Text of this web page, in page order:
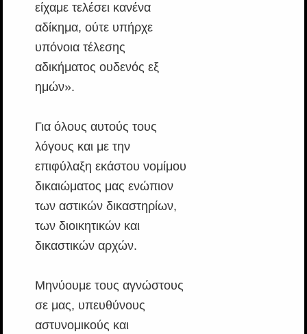
είχαμε τελέσει κανένα
αδίκημα, ούτε υπήρχε
υπόνοια τέλεσης
αδικήματος ουδενός εξ
ημών».
Για όλους αυτούς τους
λόγους και με την
επιφύλαξη εκάστου νομίμου
δικαιώματος μας ενώπιον
των αστικών δικαστηρίων,
των διοικητικών και
δικαστικών αρχών.
Μηνύουμε τους αγνώστους
σε μας, υπευθύνους
αστυνομικούς και